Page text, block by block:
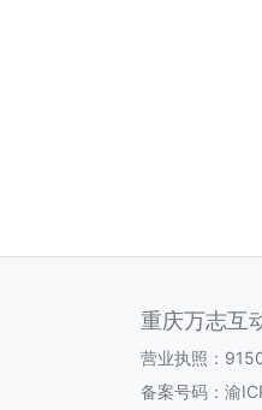
重庆万志互
营业执照：
备案号码： 渝